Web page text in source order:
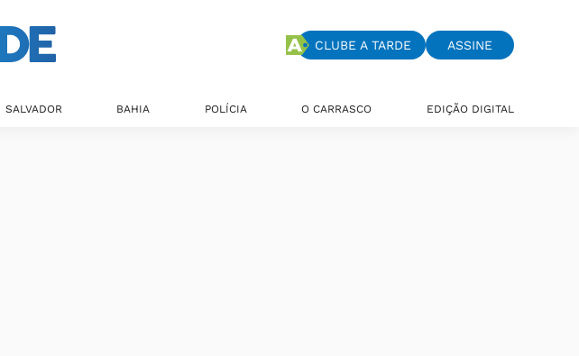
CLUBE A TARDE ASSINE
SALVADOR BAHIA POLÍCIA O CARRASCO EDIÇÃO DIGITAL